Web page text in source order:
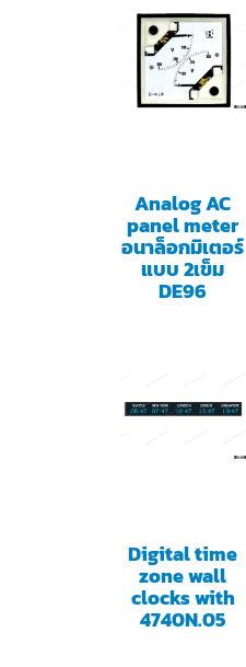
Analog AC
panel meter
อนาล็อกมิเตอร์
แบบ 2เข็ม
DE96
Digital time
zone wall
clocks with
4740N.05